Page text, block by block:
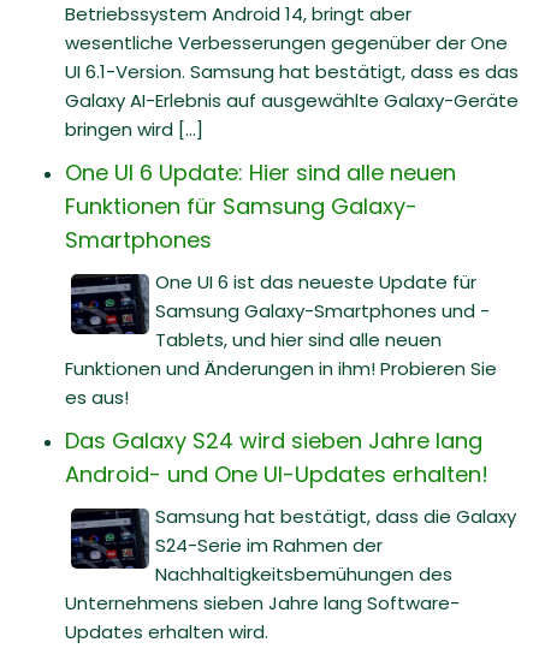
Betriebssystem Android 14, bringt aber
wesentliche Verbesserungen gegenüber der One
UI 6.1-Version. Samsung hat bestätigt, dass es das
Galaxy AI-Erlebnis auf ausgewählte Galaxy-Geräte
bringen wird [...]
One UI 6 Update: Hier sind alle neuen
Funktionen für Samsung Galaxy-
Smartphones
One UI 6 ist das neueste Update für
Samsung Galaxy-Smartphones und -
Tablets, und hier sind alle neuen
Funktionen und Änderungen in ihm! Probieren Sie
es aus!
Das Galaxy S24 wird sieben Jahre lang
Android- und One UI-Updates erhalten!
Samsung hat bestätigt, dass die Galaxy
S24-Serie im Rahmen der
Nachhaltigkeitsbemühungen des
Unternehmens sieben Jahre lang Software-
Updates erhalten wird.